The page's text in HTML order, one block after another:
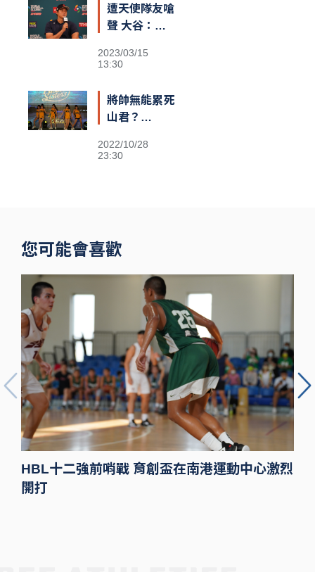
熱議
遭天使隊友嗆
聲 大谷：還
容
2023/03/15
13:30
將帥無能累死
山君？
Sisters高鐵
2022/10/28
23:30
您可能會喜歡
HBL十二強前哨戰 育創盃在南港運動中心激烈
開打